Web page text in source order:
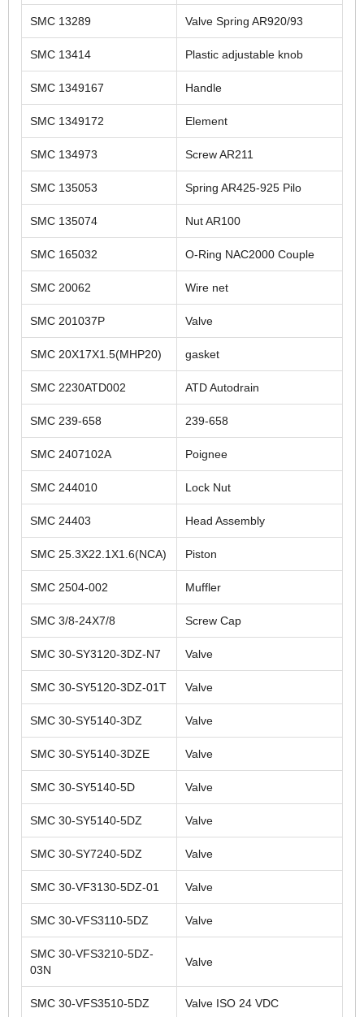
SMC 13289 Valve Spring AR920/93
SMC 13414 Plastic adjustable knob
SMC 1349167 Handle
SMC 1349172 Element
SMC 134973 Screw AR211
SMC 135053 Spring AR425-925 Pilo
SMC 135074 Nut AR100
SMC 165032 O-Ring NAC2000 Couple
SMC 20062 Wire net
SMC 201037P Valve
SMC 20X17X1.5(MHP20) gasket
SMC 2230ATD002 ATD Autodrain
SMC 239-658 239-658
SMC 2407102A Poignee
SMC 244010 Lock Nut
SMC 24403 Head Assembly
SMC 25.3X22.1X1.6(NCA) Piston
SMC 2504-002 Muffler
SMC 3/8-24X7/8 Screw Cap
SMC 30-SY3120-3DZ-N7 Valve
SMC 30-SY5120-3DZ-01T Valve
SMC 30-SY5140-3DZ Valve
SMC 30-SY5140-3DZE Valve
SMC 30-SY5140-5D Valve
SMC 30-SY5140-5DZ Valve
SMC 30-SY7240-5DZ Valve
SMC 30-VF3130-5DZ-01 Valve
SMC 30-VFS3110-5DZ Valve
SMC 30-VFS3210-5DZ-
03N
Valve
SMC 30-VFS3510-5DZ Valve ISO 24 VDC